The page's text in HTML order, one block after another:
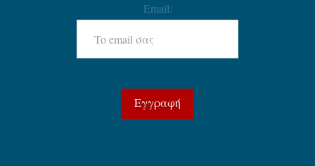
Email: